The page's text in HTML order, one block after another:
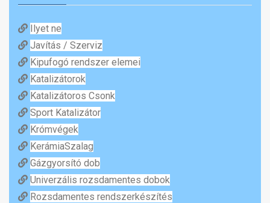
Ilyet ne
Javítás / Szerviz
Kipufogó rendszer elemei
Katalizátorok
Katalizátoros Csonk
Sport Katalizátor
Krómvégek
KerámiaSzalag
Gázgyorsító dob
Univerzális rozsdamentes dobok
Rozsdamentes rendszerkészítés